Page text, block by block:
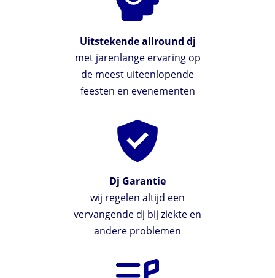
Uitstekende allround dj
met jarenlange ervaring op
de meest uiteenlopende
feesten en evenementen
Dj Garantie
wij regelen altijd een
vervangende dj bij ziekte en
andere problemen